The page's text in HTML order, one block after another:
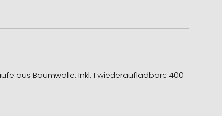
aus Baumwolle. Inkl. 1 wiederaufladbare 400-